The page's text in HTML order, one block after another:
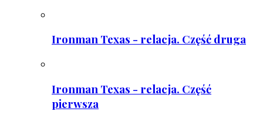
Ironman Texas - relacja. Część druga
Ironman Texas - relacja. Część
pierwsza